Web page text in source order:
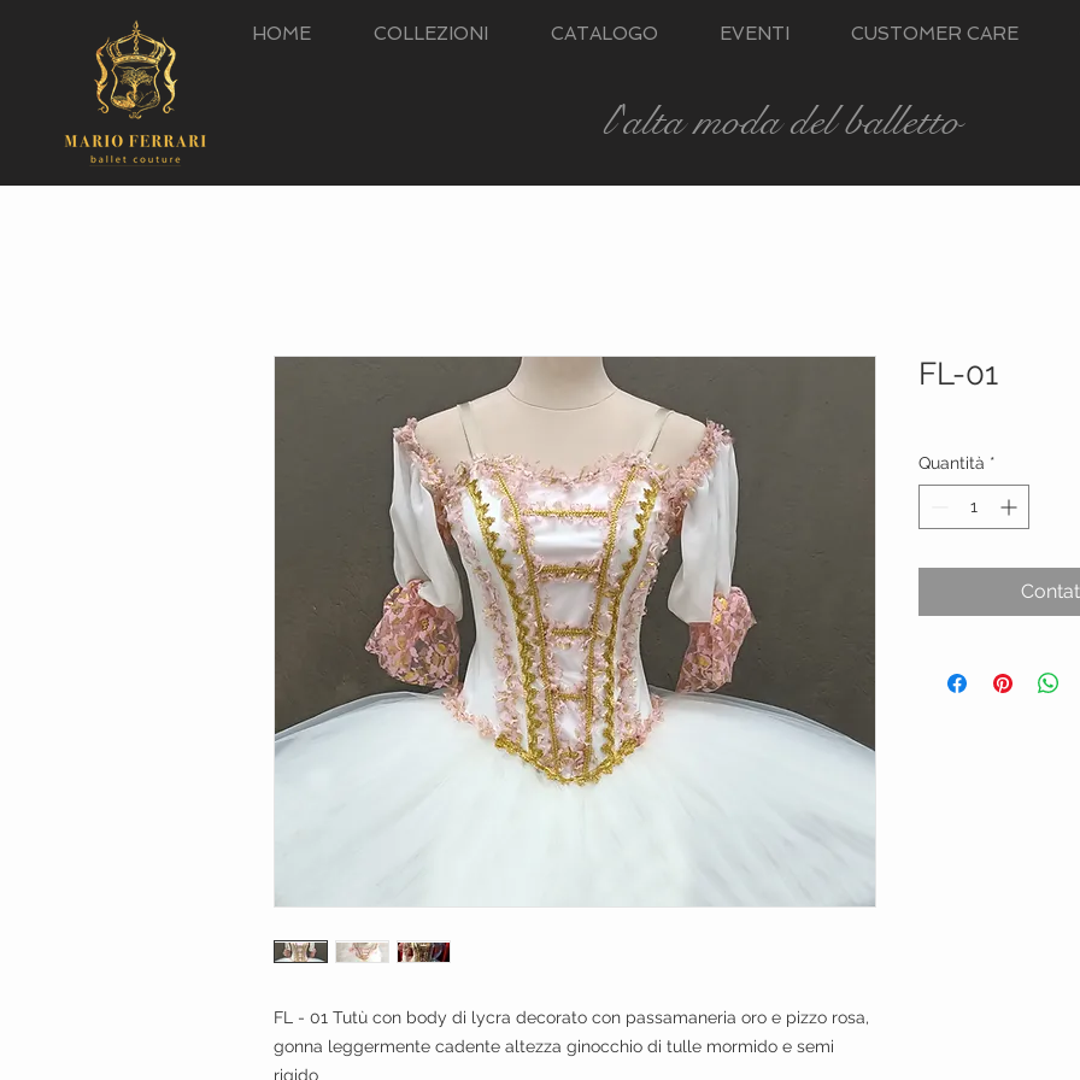
HOME COLLEZIONI CATALOGO EVENTI CUSTOMER CARE
l'alta moda del balletto
FL - 01 Tutù con body di lycra decorato con passamaneria oro e pizzo rosa,
gonna leggermente cadente altezza ginocchio di tulle mormido e semi
rigido
FL-01
Quantità *